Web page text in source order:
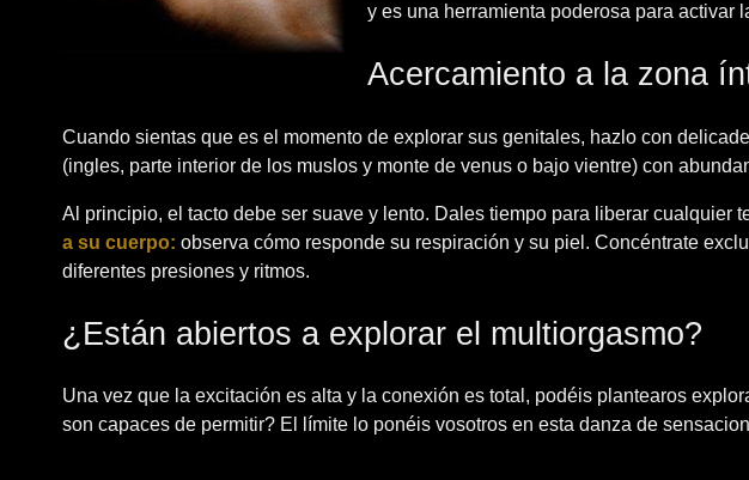
y es una herramienta poderosa para activar
Acercamiento a la zona
Cuando sientas que es el momento de explorar sus genitales, hazlo con
(ingles, parte interior de los muslos y monte de venus o bajo vientre) con
Al principio, el tacto debe ser suave y lento. Dales tiempo para liberar cualquier
a su cuerpo: observa cómo responde su respiración y su piel. Concéntrate
diferentes presiones y ritmos.
¿Están abiertos a explorar el multiorgasmo?
Una vez que la excitación es alta y la conexión es total, podéis plantearos
son capaces de permitir? El límite lo ponéis vosotros en esta danza de